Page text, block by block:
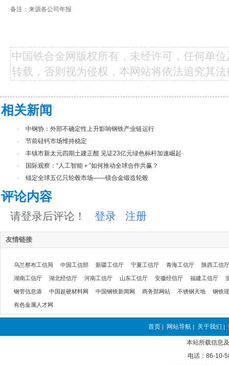
备注：来源各公司年报
中国铁合金网版权所有，未经许可，任何单
转载，否则视为侵权，本网站将依法追究其
相关新闻
·
中钢协：外部不确定性上升影响钢铁产业链运行
·
节前硅钙市场维持稳定
·
丰镇市新太元四期土建正酣 见证23亿元绿色标杆加速崛起
·
国际观察：“人工智能＋”如何推动全球合作共赢？
·
锚定全球五亿只轮毂市场——镁合金锻造轮毂
评论内容
请登录后评论！ 登录 注册
友情链接
乌兰察布工信局 中国工信部 新疆工信厅 宁夏工信厅 青海工信厅 陕西工信厅
湖南工信厅 湖北经信厅 河南工信厅 山东工信厅 安徽经信厅 福建工信厅
钢管信息港 中国超硬材料网 中国钢铁新闻网 商务部网站 不锈钢天地 钢铁
有色金属人才网
首页 | 网站导航 | 关于我们 |
本站所载信息
电话：86-10-